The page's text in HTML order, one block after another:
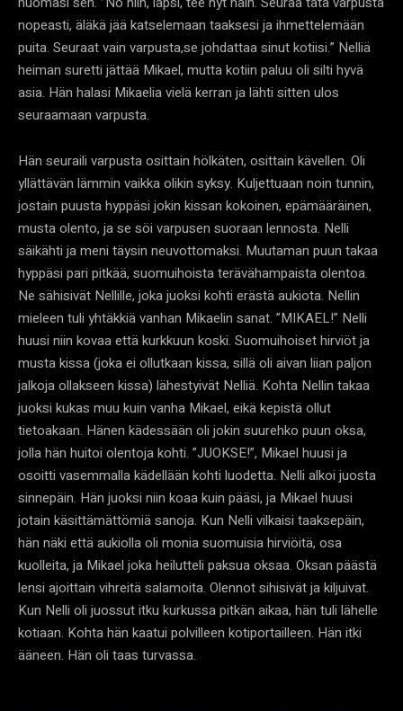
nopeasti, äläkä jää katselemaan taaksesi ja ihmettelemään
puita. Seuraat vain varpusta,se johdattaa sinut kotiisi.” Nelliä
heiman suretti jättää Mikael, mutta kotiin paluu oli silti hyvä
asia. Hän halasi Mikaelia vielä kerran ja lähti sitten ulos
seuraamaan varpusta.
Hän seuraili varpusta osittain hölkäten, osittain kävellen. Oli
yllättävän lämmin vaikka olikin syksy. Kuljettuaan noin tunnin,
jostain puusta hyppäsi jokin kissan kokoinen, epämääräinen,
musta olento, ja se söi varpusen suoraan lennosta. Nelli
säikähti ja meni täysin neuvottomaksi. Muutaman puun takaa
hyppäsi pari pitkää, suomuihoista terävähampaista olentoa.
Ne sähisivät Nellille, joka juoksi kohti erästä aukiota. Nellin
mieleen tuli yhtäkkiä vanhan Mikaelin sanat. ”MIKAEL!” Nelli
huusi niin kovaa että kurkkuun koski. Suomuihoiset hirviöt ja
musta kissa (joka ei ollutkaan kissa, sillä oli aivan liian paljon
jalkoja ollakseen kissa) lähestyivät Nelliä. Kohta Nellin takaa
juoksi kukas muu kuin vanha Mikael, eikä kepistä ollut
tietoakaan. Hänen kädessään oli jokin suurehko puun oksa,
jolla hän huitoi olentoja kohti. ”JUOKSE!”, Mikael huusi ja
osoitti vasemmalla kädellään kohti luodetta. Nelli alkoi juosta
sinnepäin. Hän juoksi niin koaa kuin pääsi, ja Mikael huusi
jotain käsittämättömiä sanoja. Kun Nelli vilkaisi taaksepäin,
hän näki että aukiolla oli monia suomuisia hirviöitä, osa
kuolleita, ja Mikael joka heilutteli paksua oksaa. Oksan päästä
lensi ajoittain vihreitä salamoita. Olennot sihisivät ja kiljuivat.
Kun Nelli oli juossut itku kurkussa pitkän aikaa, hän tuli lähelle
kotiaan. Kohta hän kaatui polvilleen kotiportailleen. Hän itki
ääneen. Hän oli taas turvassa.